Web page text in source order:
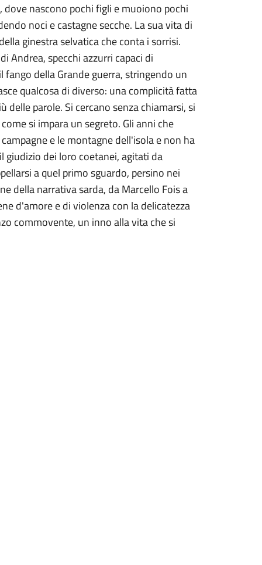
nascono pochi figli e muoiono pochi
noci e castagne secche. La sua vita di
ginestra selvatica che conta i sorrisi.
Andrea, specchi azzurri capaci di
della Grande guerra, stringendo un
qualcosa di diverso: una complicità fatta
parole. Si cercano senza chiamarsi, si
si impara un segreto. Gli anni che
e le montagne dell'isola e non ha
giudizio dei loro coetanei, agitati da
a quel primo sguardo, persino nei
della narrativa sarda, da Marcello Fois a
d'amore e di violenza con la delicatezza
commovente, un inno alla vita che si